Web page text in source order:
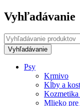
Vyhľadávanie
Psy
Krmivo
Kĺby a
Kozmetika
Mlieko pre